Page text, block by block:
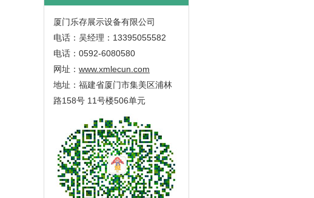
厦门乐存展示设备有限公司
电话：吴经理：13395055582
电话：0592-6080580
网址： www.xmlecun.com
地址：福建省厦门市集美区浦林
路158号 11号楼506单元